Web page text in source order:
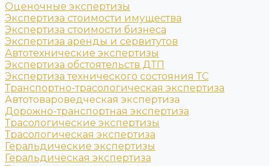
Оценочные экспертизы
Экспертиза стоимости имущества
Экспертиза стоимости бизнеса
Экспертиза аренды и сервитутов
Автотехнические экспертизы
Экспертиза обстоятельств ДТП
Экспертиза технического состояния ТС
Транспортно-трасологическая экспертиза
Автотовароведческая экспертиза
Дорожно-транспортная экспертиза
Трасологические экспертизы
Трасологическая экспертиза
Геральдические экспертизы
Геральдическая экспертиза